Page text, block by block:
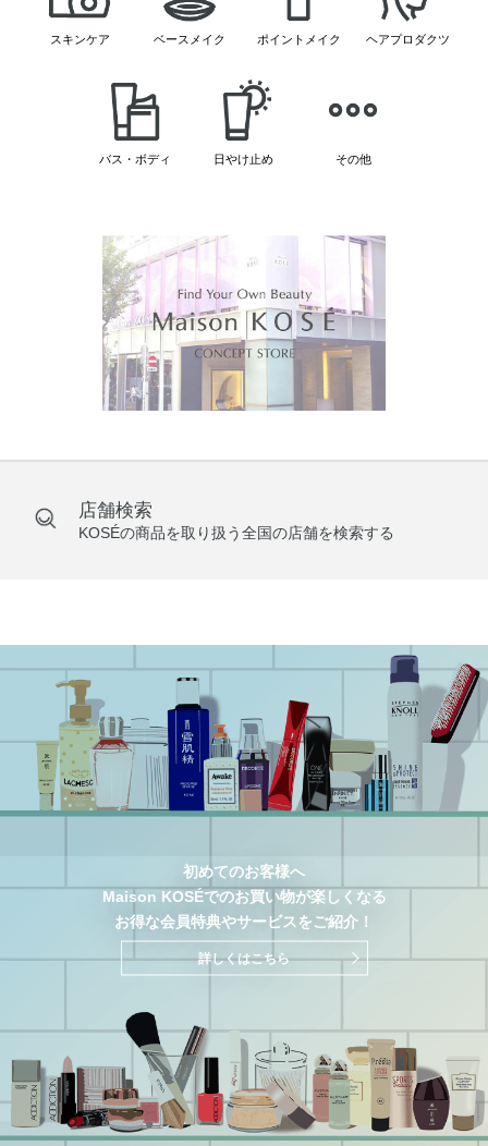
スキンケア ベースメイク ポイントメイク ヘアプロダクツ
バス・ボディ 日やけ止め その他
店舗検索
KOSÉの商品を取り扱う全国の店舗を検索する
初めてのお客様へ
Maison KOSÉでのお買い物が楽しくなる
お得な会員特典やサービスをご紹介！
詳しくはこちら